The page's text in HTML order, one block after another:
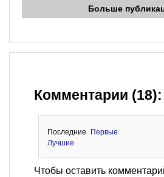
Больше
Комментарии (18):
Последние
Первые
Лучшие
Чтобы оставить